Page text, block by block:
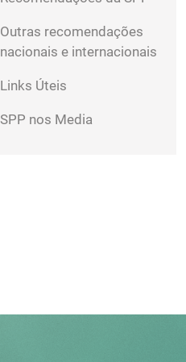
Outras recomendações
nacionais e internacionais
Links Úteis
SPP nos Media